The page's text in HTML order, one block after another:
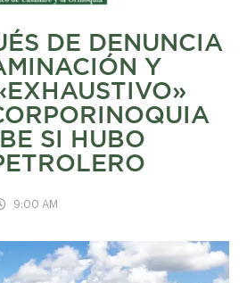
DE DENUNCIA
Y
SI HUBO
9:00 AM